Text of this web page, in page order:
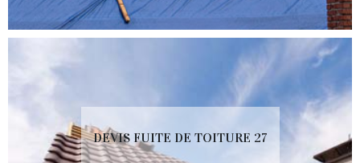
DEVIS FUITE DE TOITURE 27